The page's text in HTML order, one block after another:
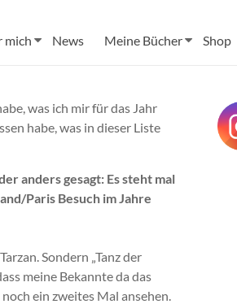
mich News Meine Bücher Shop
was ich mir für das Jahr
habe, was in dieser Liste
anders gesagt: Es steht mal
Paris Besuch im Jahre
Sondern „Tanz der
meine Bekannte da das
ein zweites Mal ansehen.